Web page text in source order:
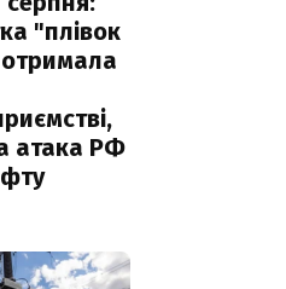
"плівок
атака РФ